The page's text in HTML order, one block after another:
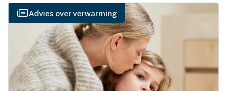
Advies over verwarming